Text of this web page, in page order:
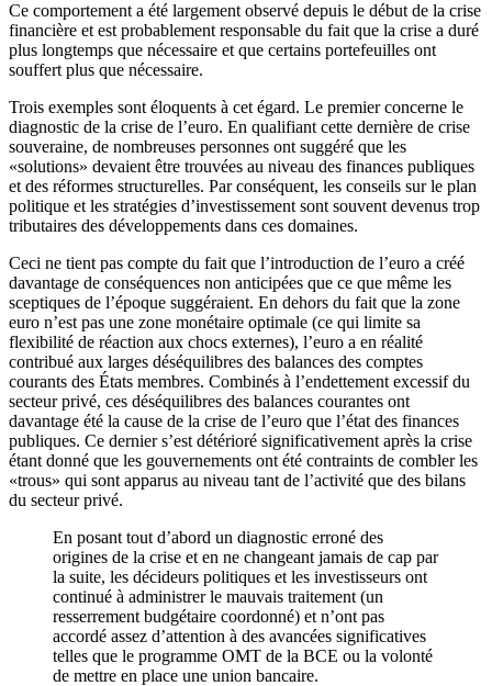
Ce comportement a été largement observé depuis le début de la crise
financière et est probablement responsable du fait que la crise a duré
plus longtemps que nécessaire et que certains portefeuilles ont
souffert plus que nécessaire.
Trois exemples sont éloquents à cet égard. Le premier concerne le
diagnostic de la crise de l’euro. En qualifiant cette dernière de crise
souveraine, de nombreuses personnes ont suggéré que les
«solutions» devaient être trouvées au niveau des finances publiques
et des réformes structurelles. Par conséquent, les conseils sur le plan
politique et les stratégies d’investissement sont souvent devenus trop
tributaires des développements dans ces domaines.
Ceci ne tient pas compte du fait que l’introduction de l’euro a créé
davantage de conséquences non anticipées que ce que même les
sceptiques de l’époque suggéraient. En dehors du fait que la zone
euro n’est pas une zone monétaire optimale (ce qui limite sa
flexibilité de réaction aux chocs externes), l’euro a en réalité
contribué aux larges déséquilibres des balances des comptes
courants des États membres. Combinés à l’endettement excessif du
secteur privé, ces déséquilibres des balances courantes ont
davantage été la cause de la crise de l’euro que l’état des finances
publiques. Ce dernier s’est détérioré significativement après la crise
étant donné que les gouvernements ont été contraints de combler les
«trous» qui sont apparus au niveau tant de l’activité que des bilans
du secteur privé.
En posant tout d’abord un diagnostic erroné des
origines de la crise et en ne changeant jamais de cap par
la suite, les décideurs politiques et les investisseurs ont
continué à administrer le mauvais traitement (un
resserrement budgétaire coordonné) et n’ont pas
accordé assez d’attention à des avancées significatives
telles que le programme OMT de la BCE ou la volonté
de mettre en place une union bancaire.